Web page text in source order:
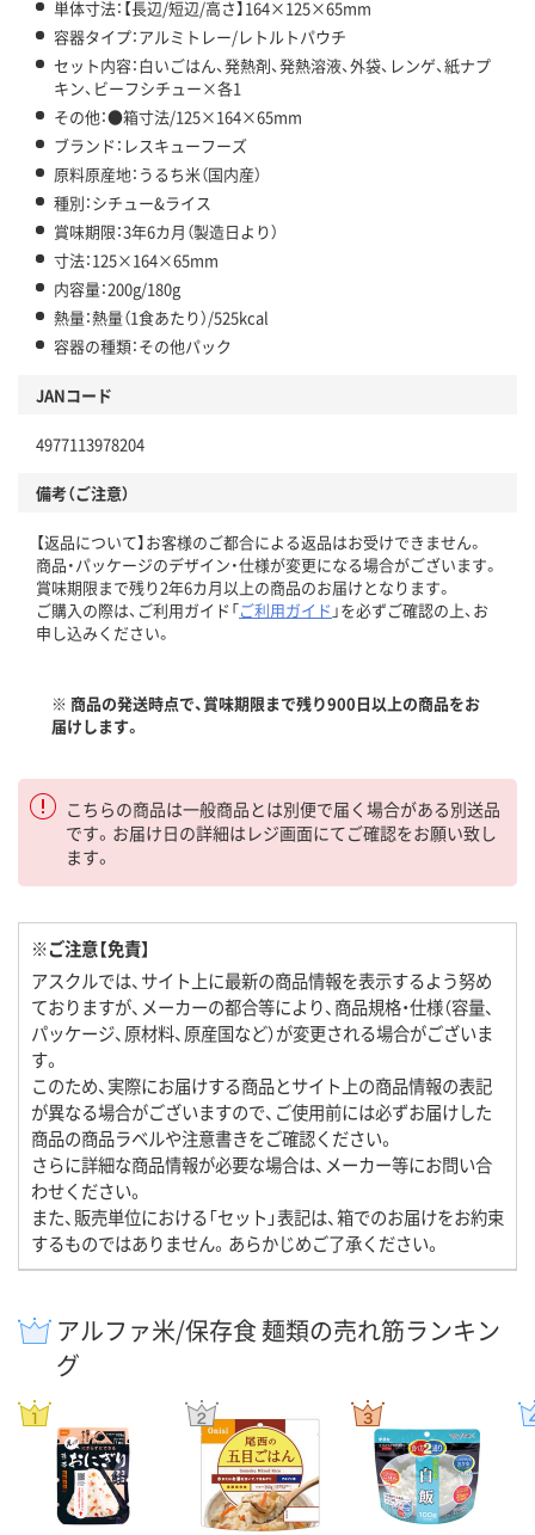
単体寸法：【長辺/短辺/高さ】164×125×65mm
容器タイプ：アルミトレー/レトルトパウチ
セット内容：白いごはん、発熱剤、発熱溶液、外袋、レンゲ、紙ナプ
キン、ビーフシチュー×各1
その他：●箱寸法/125×164×65mm
ブランド：レスキューフーズ
原料原産地：うるち米（国内産）
種別：シチュー&ライス
賞味期限：3年6カ月（製造日より）
寸法：125×164×65mm
内容量：200g/180g
熱量：熱量（1食あたり）/525kcal
容器の種類：その他パック
JANコード
4977113978204
備考（ご注意）
【返品について】お客様のご都合による返品はお受けできません。
商品・パッケージのデザイン・仕様が変更になる場合がございます。
賞味期限まで残り2年6カ月以上の商品のお届けとなります。
ご購入の際は、ご利用ガイド「ご利用ガイド 」を必ずご確認の上、お
申し込みください。
※ 商品の発送時点で、賞味期限まで残り900日以上の商品をお
届けします。
こちらの商品は一般商品とは別便で届く場合がある別送品
です。お届け日の詳細はレジ画面にてご確認をお願い致し
ます。
※ご注意【免責】
アスクルでは、サイト上に最新の商品情報を表示するよう努め
ておりますが、メーカーの都合等により、商品規格・仕様（容量、
パッケージ、原材料、原産国など）が変更される場合がございま
す。
このため、実際にお届けする商品とサイト上の商品情報の表記
が異なる場合がございますので、ご使用前には必ずお届けした
商品の商品ラベルや注意書きをご確認ください。
さらに詳細な商品情報が必要な場合は、メーカー等にお問い合
わせください。
また、販売単位における「セット」表記は、箱でのお届けをお約束
するものではありません。あらかじめご了承ください。
アルファ米/保存食 麺類の売れ筋ランキン
グ